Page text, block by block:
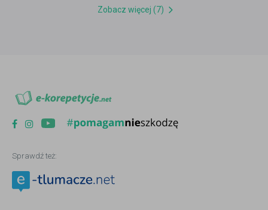
Zobacz więcej (7)
Sprawdź też: